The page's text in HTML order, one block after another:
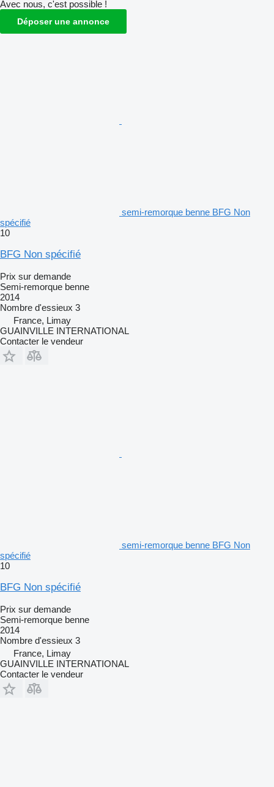
Avec nous, c'est possible !
Déposer une annonce
semi-remorque benne BFG Non
spécifié
10
BFG Non spécifié
Prix sur demande
Semi-remorque benne
2014
Nombre d'essieux 3
France, Limay
GUAINVILLE INTERNATIONAL
Contacter le vendeur
semi-remorque benne BFG Non
spécifié
10
BFG Non spécifié
Prix sur demande
Semi-remorque benne
2014
Nombre d'essieux 3
France, Limay
GUAINVILLE INTERNATIONAL
Contacter le vendeur